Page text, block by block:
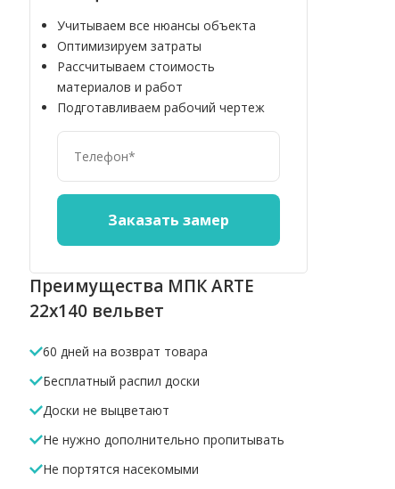
45*40*4000мм
666 Р/м.п
В корзину
40*50*4000мм
/м.п
В корзину
Учитываем все нюансы объекта
Оптимизируем затраты
Рассчитываем стоимость
материалов и работ
Подготавливаем рабочий чертеж
Преимущества МПК ARTE
22x140 вельвет
60 дней на возврат товара
Бесплатный распил доски
Доски не выцветают
Не нужно дополнительно пропитывать
Не портятся насекомыми